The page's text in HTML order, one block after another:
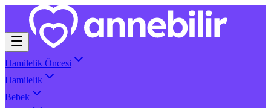
Hamilelik Öncesi
Hamilelik
Bebek